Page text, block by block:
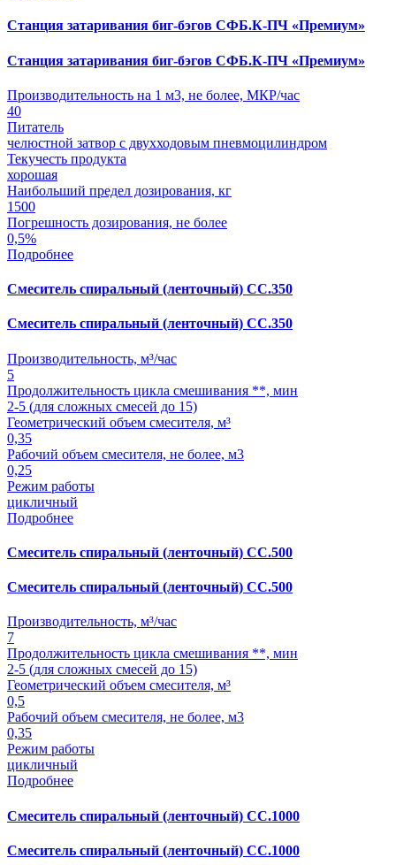
Станция затаривания биг-бэгов СФБ.К-ПЧ «Премиум»
Станция затаривания биг-бэгов СФБ.К-ПЧ «Премиум»
Производительность на 1 м3, не более, МКР/час
40
Питатель
челюстной затвор с двухходовым пневмоцилиндром
Текучесть продукта
хорошая
Наибольший предел дозирования, кг
1500
Погрешность дозирования, не более
0,5%
Подробнее
Смеситель спиральный (ленточный) СС.350
Смеситель спиральный (ленточный) СС.350
Производительность, м³/час
5
Продолжительность цикла смешивания **, мин
2-5 (для сложных смесей до 15)
Геометрический объем смесителя, м³
0,35
Рабочий объем смесителя, не более, м3
0,25
Режим работы
цикличный
Подробнее
Смеситель спиральный (ленточный) СС.500
Смеситель спиральный (ленточный) СС.500
Производительность, м³/час
7
Продолжительность цикла смешивания **, мин
2-5 (для сложных смесей до 15)
Геометрический объем смесителя, м³
0,5
Рабочий объем смесителя, не более, м3
0,35
Режим работы
цикличный
Подробнее
Смеситель спиральный (ленточный) СС.1000
Смеситель спиральный (ленточный) СС.1000